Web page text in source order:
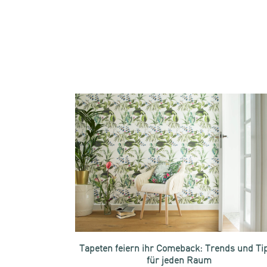
Tapeten feiern ihr Comeback: Trends und
für jeden Raum